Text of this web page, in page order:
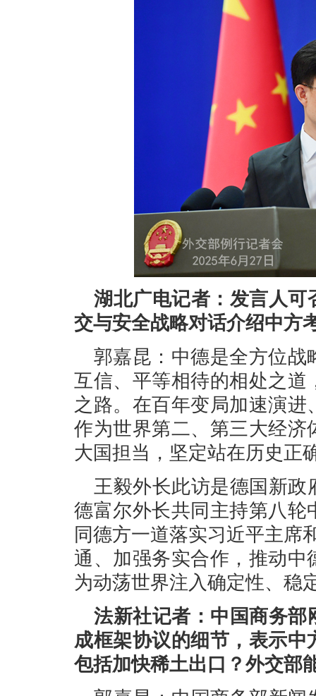
湖北广电记者：发言人可
交与安全战略对话介绍中方
郭嘉昆：中德是全方位战
互信、平等相待的相处之
之路。在百年变局加速演
作为世界第二、第三大经
大国担当，坚定站在历史正
王毅外长此访是德国新政
德富尔外长共同主持第八
同德方一道落实习近平主席
通、加强务实合作，推动
为动荡世界注入确定性、稳
法新社记者：中国商务部
成框架协议的细节，表示
包括加快稀土出口？外交部